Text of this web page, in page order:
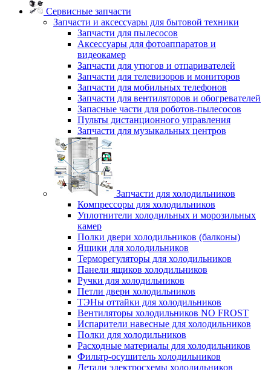
Сервисные запчасти
Запчасти и аксессуары для бытовой техники
Запчасти для пылесосов
Аксессуары для фотоаппаратов и
видеокамер
Запчасти для утюгов и отпаривателей
Запчасти для телевизоров и мониторов
Запчасти для мобильных телефонов
Запчасти для вентиляторов и обогревателей
Запасные части для роботов-пылесосов
Пульты дистанционного управления
Запчасти для музыкальных центров
Запчасти для холодильников
Компрессоры для холодильников
Уплотнители холодильных и морозильных
камер
Полки двери холодильников (балконы)
Ящики для холодильников
Терморегуляторы для холодильников
Панели ящиков холодильников
Ручки для холодильников
Петли двери холодильников
ТЭНы оттайки для холодильников
Вентиляторы холодильников NO FROST
Испарители навесные для холодильников
Полки для холодильников
Расходные материалы для холодильников
Фильтр-осушитель холодильников
Детали электросхемы холодильников